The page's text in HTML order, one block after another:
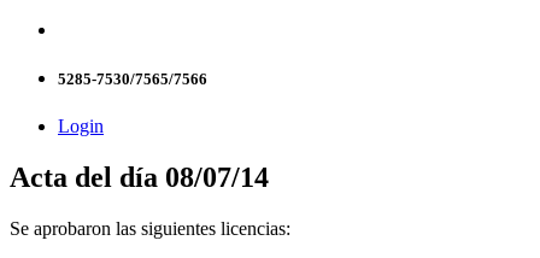
5285-7530/7565/7566
Login
Acta del día 08/07/14
Se aprobaron las siguientes licencias: